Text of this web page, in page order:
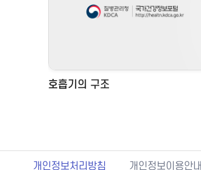
호흡기의 구조
개인정보처리방침 개인정보이용안내